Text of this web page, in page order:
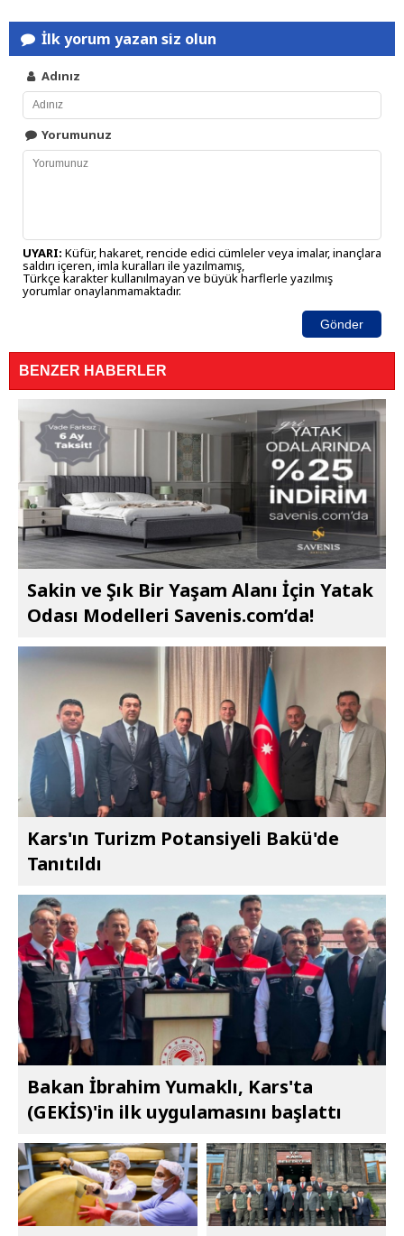
İlk yorum yazan siz olun
Adınız
Yorumunuz
UYARI: Küfür, hakaret, rencide edici cümleler veya imalar, inançlara
saldırı içeren, imla kuralları ile yazılmamış,
Türkçe karakter kullanılmayan ve büyük harflerle yazılmış
yorumlar onaylanmamaktadır.
Gönder
BENZER HABERLER
Sakin ve Şık Bir Yaşam Alanı İçin Yatak
Odası Modelleri Savenis.com’da!
Kars'ın Turizm Potansiyeli Bakü'de
Tanıtıldı
Bakan İbrahim Yumaklı, Kars'ta
(GEKİS)'in ilk uygulamasını başlattı